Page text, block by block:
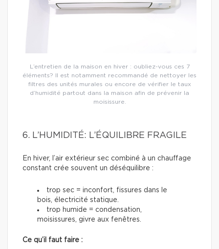
L’entretien de la maison en hiver : oubliez-vous ces 7
éléments? Il est notamment recommandé de nettoyer les
filtres des unités murales ou encore de vérifier le taux
d’humidité partout dans la maison afin de prévenir la
moisissure.
6. L’HUMIDITÉ: L’ÉQUILIBRE FRAGILE
En hiver, l’air extérieur sec combiné à un chauffage
constant crée souvent un déséquilibre :
trop sec = inconfort, fissures dans le
bois, électricité statique.
trop humide = condensation,
moisissures, givre aux fenêtres.
Ce qu’il faut faire :